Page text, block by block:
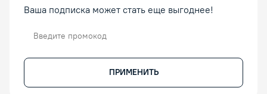
Ваша подписка может стать еще выгоднее!
ПРИМЕНИТЬ